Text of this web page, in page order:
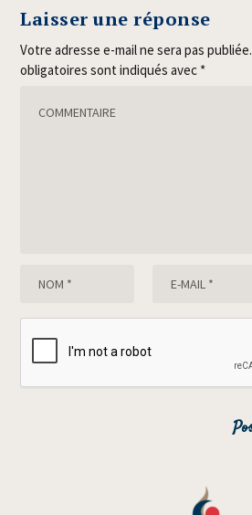
Laisser une réponse
Votre adresse e-mail ne sera pas publiée.
obligatoires sont indiqués avec *